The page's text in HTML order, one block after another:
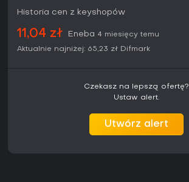
Historia cen z keyshopów
11,04 zł Eneba 4 miesięcy temu
Aktualnie najniżej: 65,23 zł Difmark
Czekasz na lepszą ofertę?
Ustaw alert.
Utwórz alert